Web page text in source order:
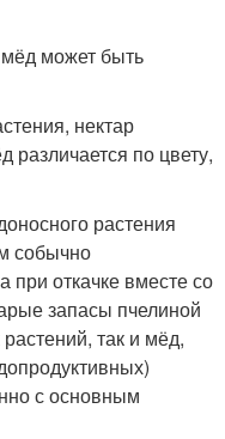
может быть
нектар
различается по цвету,
растения
собычно
при откачке вместе со
запасы пчелиной
так и мёд,
с основным